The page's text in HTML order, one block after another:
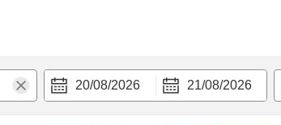
20/08/2026 21/08/2026